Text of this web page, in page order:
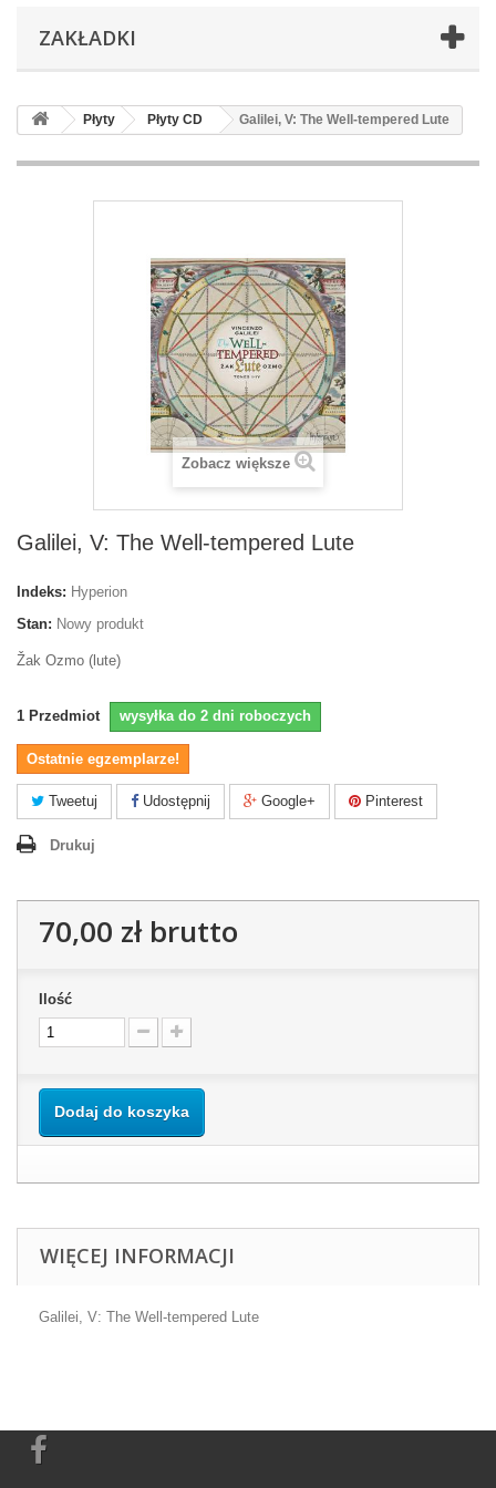
ZAKŁADKI
Płyty Płyty CD Galilei, V: The Well-tempered Lute
Zobacz większe
Galilei, V: The Well-tempered Lute
Indeks: Hyperion
Stan: Nowy produkt
Žak Ozmo (lute)
1 Przedmiot wysyłka do 2 dni roboczych
Ostatnie egzemplarze!
Tweetuj Udostępnij Google+ Pinterest
Drukuj
70,00 złbrutto
Ilość
Dodaj do koszyka
WIĘCEJ INFORMACJI
Galilei, V: The Well-tempered Lute